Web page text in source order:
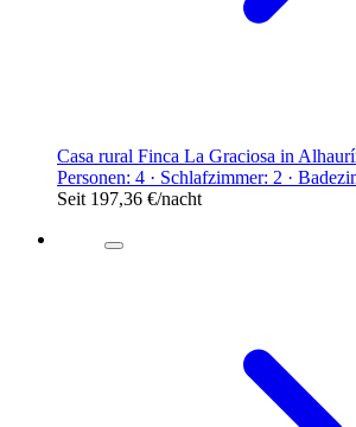
Casa rural Finca La Graciosa in
Personen: 4 · Schlafzimmer: 2 ·
Seit 197,36 €/nacht